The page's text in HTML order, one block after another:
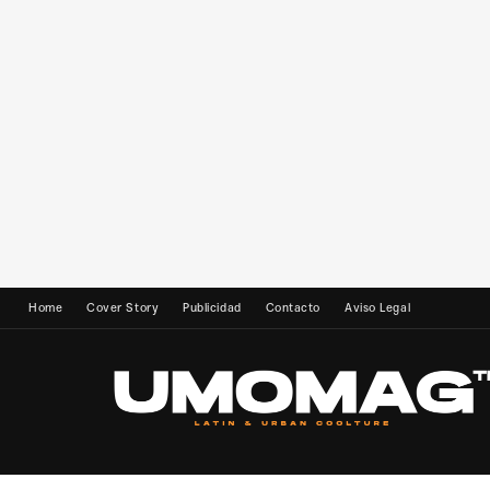
Home Cover Story Publicidad Contacto Aviso Legal